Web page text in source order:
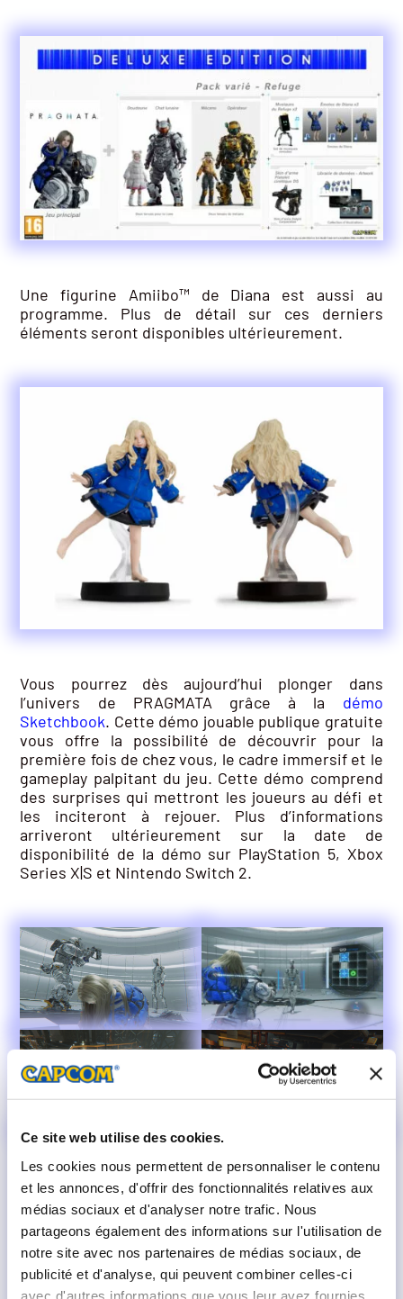
Ce site web utilise des cookies.
Les cookies nous permettent de personnaliser le contenu
et les annonces, d'offrir des fonctionnalités relatives aux
médias sociaux et d'analyser notre trafic. Nous
partageons également des informations sur l'utilisation de
notre site avec nos partenaires de médias sociaux, de
publicité et d'analyse, qui peuvent combiner celles-ci
avec d'autres informations que vous leur avez fournies
Une figurine Amiibo™ de Diana est aussi au
programme. Plus de détail sur ces derniers
éléments seront disponibles ultérieurement.
Vous pourrez dès aujourd’hui plonger dans
l’univers de PRAGMATA grâce à la démo
Sketchbook. Cette démo jouable publique gratuite
vous offre la possibilité de découvrir pour la
première fois de chez vous, le cadre immersif et le
gameplay palpitant du jeu. Cette démo comprend
des surprises qui mettront les joueurs au défi et
les inciteront à rejouer. Plus d’informations
arriveront ultérieurement sur la date de
disponibilité de la démo sur PlayStation 5, Xbox
Series X|S et Nintendo Switch 2.